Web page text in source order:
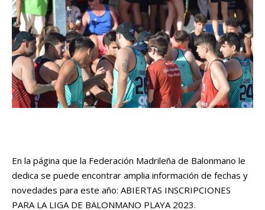
En la página que la Federación Madrileña de Balonmano le
dedica se puede encontrar amplia información de fechas y
novedades para este año: ABIERTAS INSCRIPCIONES
PARA LA LIGA DE BALONMANO PLAYA 2023.